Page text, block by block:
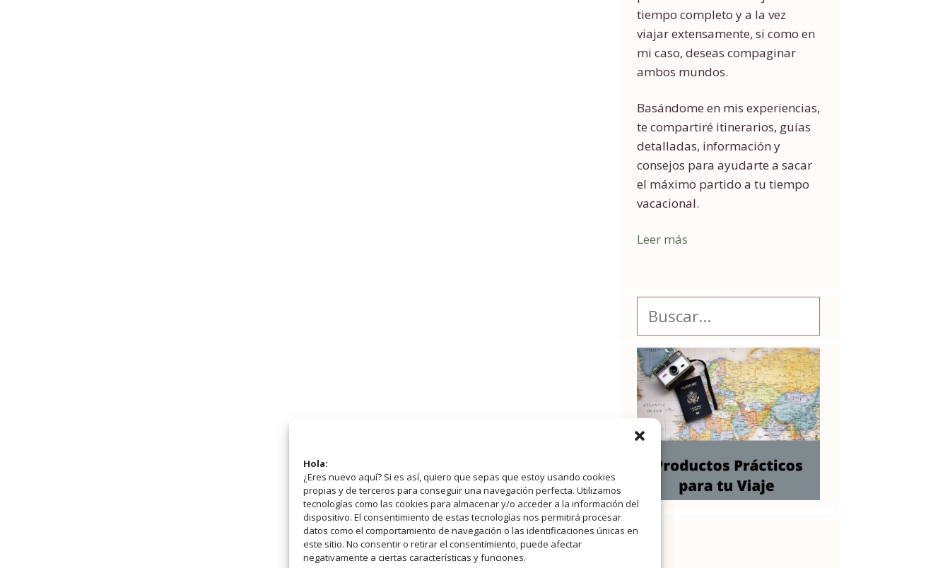
Hola:
¿Eres nuevo aquí? Si es así, quiero que sepas que estoy usando cookies
propias y de terceros para conseguir una navegación perfecta. Utilizamos
tecnologías como las cookies para almacenar y/o acceder a la información del
dispositivo. El consentimiento de estas tecnologías nos permitirá procesar
datos como el comportamiento de navegación o las identificaciones únicas en
este sitio. No consentir o retirar el consentimiento, puede afectar
negativamente a ciertas características y funciones.
tiempo completo y a la vez
viajar extensamente, si como en
mi caso, deseas compaginar
ambos mundos.
Basándome en mis experiencias,
te compartiré itinerarios, guías
detalladas, información y
consejos para ayudarte a sacar
el máximo partido a tu tiempo
vacacional.
Leer más